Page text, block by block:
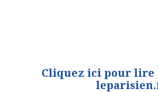
Cliquez ici pour lire